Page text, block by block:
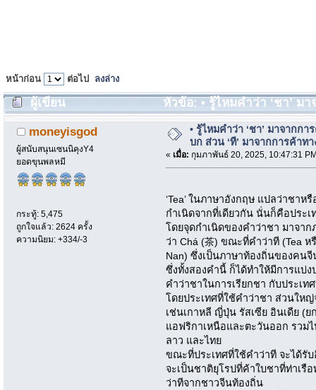
หน้าก่อน ต่อไป ลงล่าง
ผู้เขียน
หัวข้อ: • รู้ไหมคำว่า ‘ชา’ มา
ทางทะเล (อ่าน 260 ครั้ง)
moneyisgod
ผู้สนับสนุนเซนนิคุงY4
ยอดขุนพลหมี
กระทู้: 5,475
ถูกใจแล้ว: 2624 ครั้ง
ความนิยม: +334/-3
• รู้ไหมคำว่า ‘ชา’ มาจากกา
บก ส่วน ‘ที’ มาจากการค้าทา
« เมื่อ: กุมภาพันธ์ 20, 2025, 10:47:31
‘Tea’ ในภาษาอังกฤษ แปลว่าชา
กำเนิดจากที่เดียวกัน นั่นก็คือประเ
โดยจุดกำเนิดของคำว่าชา มาจา
ว่า Chá (茶) ขณะที่คำว่าที (Tea
Nan) ซึ่งเป็นภาษาท้องถิ่นของคน
ซึ่งทั้งสองคำนี้ ก็ได้ทำให้มีการแบ่
คำว่าชาในการเรียกชา กับประเท
โดยประเทศที่ใช้คำว่าชา ส่วนให
เช่นเกาหลี ญี่ปุ่น รัสเซีย อินเดีย (
แอฟริกาเหนือและตะวันออก รวม
ลาว และไทย
ขณะที่ประเทศที่ใช้คำว่าที จะได้รั
จะเป็นชาติยุโรปที่ค้าใบชาที่ท่าเรื
ว่าทีจากชาวจีนท้องถิ่น